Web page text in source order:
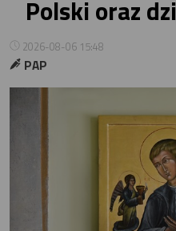
Polski oraz
2026-08-06 15:48
PAP